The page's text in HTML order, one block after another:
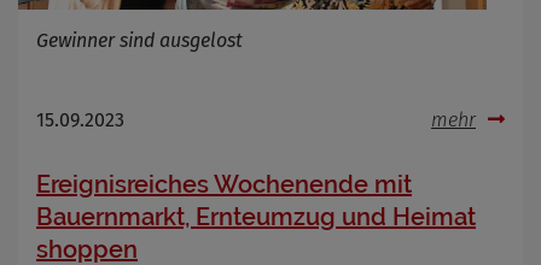
Gewinner sind ausgelost
15.09.2023 mehr
Ereignisreiches Wochenende mit
Bauernmarkt, Ernteumzug und Heimat
shoppen